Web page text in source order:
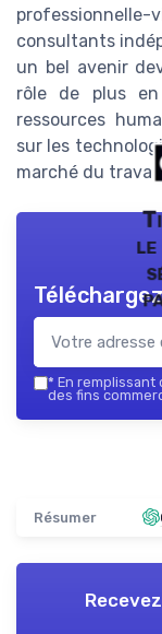
consultants
un bel avenir
rôle de plus
ressources
sur les
marché du
le
* En remplissant
des fins
Résumer